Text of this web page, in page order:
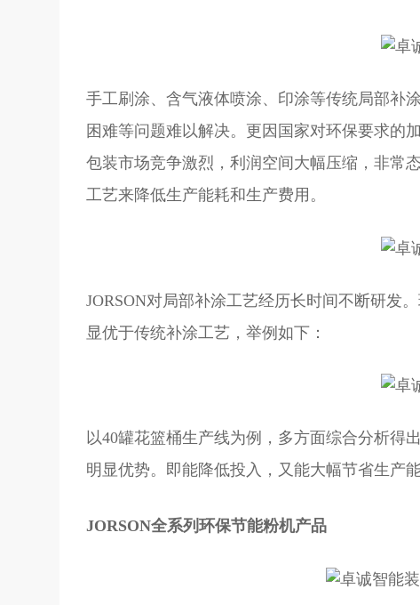
手工刷涂、含气液体喷涂、印涂等传统局部补
困难等问题难以解决。更因国家对环保要求的
包装市场竞争激烈，利润空间大幅压缩，非常
工艺来降低生产能耗和生产费用。
JORSON对局部补涂工艺经历长时间不断研发
显优于传统补涂工艺，举例如下：
以40罐花篮桶生产线为例，多方面综合分析得
明显优势。即能降低投入，又能大幅节省生产
JORSON全系列环保节能粉机产品